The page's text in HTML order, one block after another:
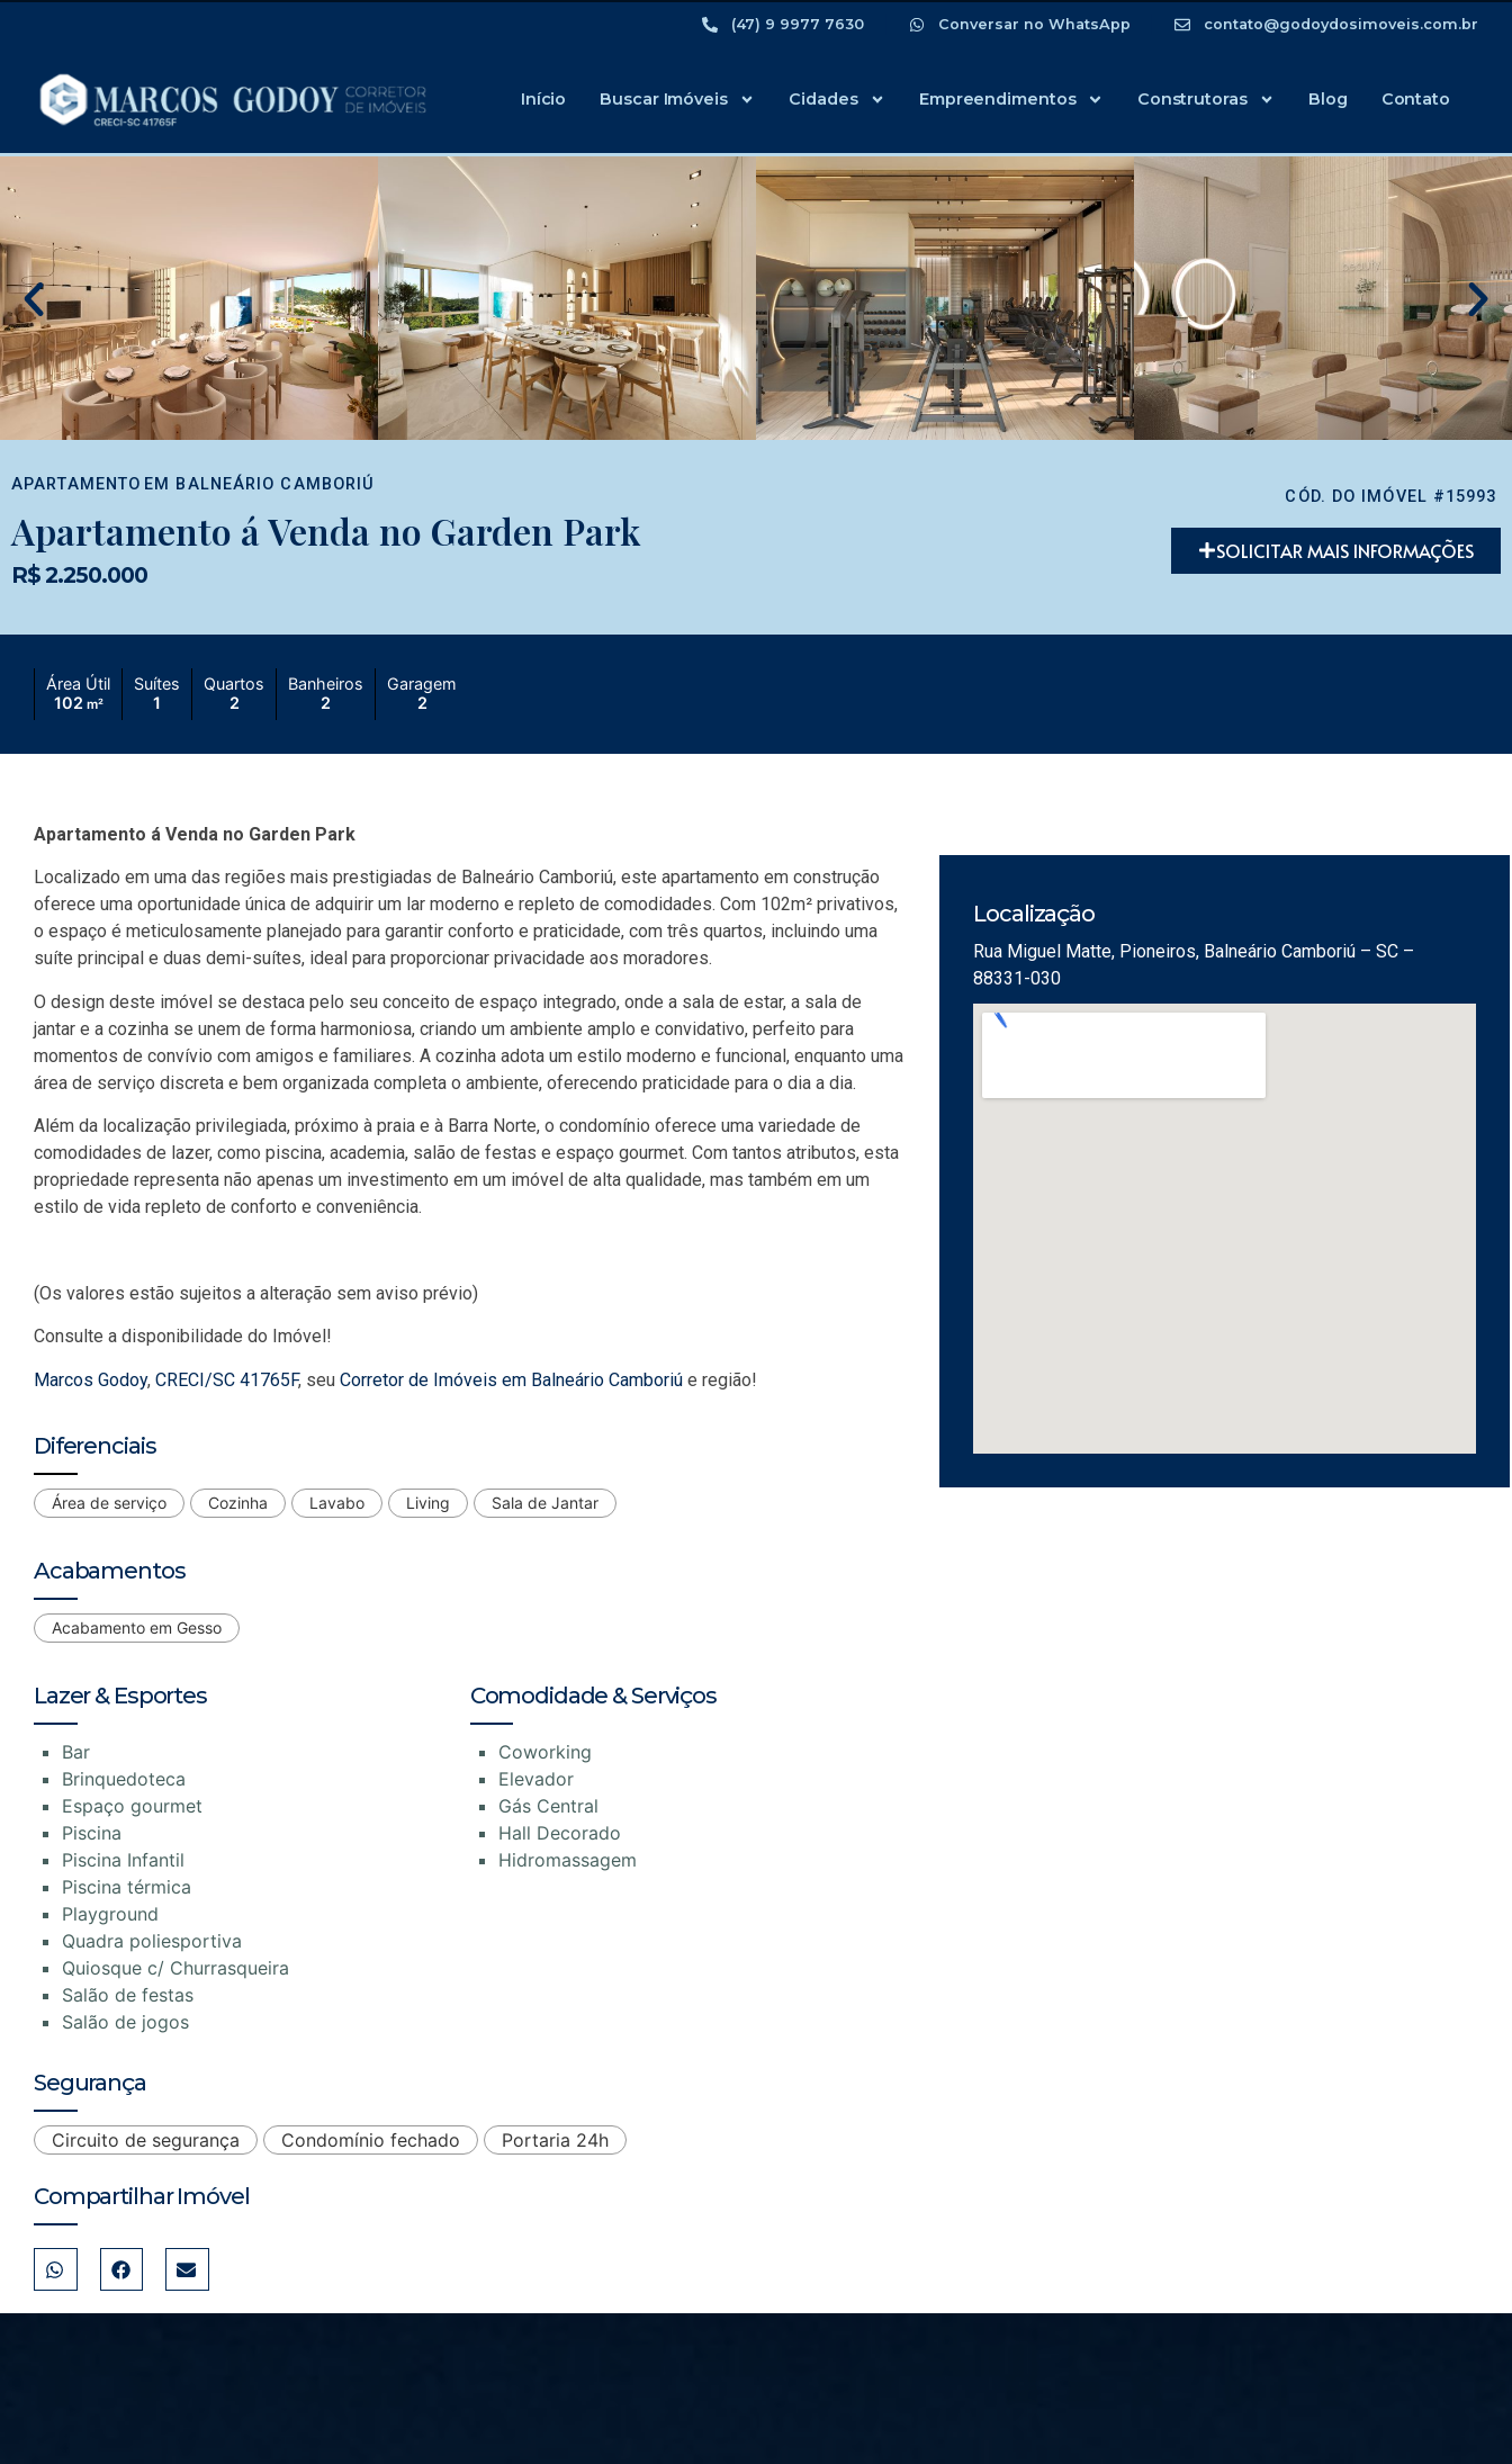
(47) 9 9977 7630 Conversar no WhatsApp contato@godoydosimoveis.com.br
Início Buscar Imóveis Cidades Empreendimentos Construtoras Blog Contato
APARTAMENTO EM BALNEÁRIO CAMBORIÚ
Apartamento á Venda no Garden Park
R$ 2.250.000
CÓD. DO IMÓVEL #15993
SOLICITAR MAIS INFORMAÇÕES
Área Útil
102 m²
Suítes
1
Quartos
2
Banheiros
2
Garagem
2
Apartamento á Venda no Garden Park
Localizado em uma das regiões mais prestigiadas de Balneário Camboriú, este apartamento em construção
oferece uma oportunidade única de adquirir um lar moderno e repleto de comodidades. Com 102m² privativos,
o espaço é meticulosamente planejado para garantir conforto e praticidade, com três quartos, incluindo uma
suíte principal e duas demi-suítes, ideal para proporcionar privacidade aos moradores.
O design deste imóvel se destaca pelo seu conceito de espaço integrado, onde a sala de estar, a sala de
jantar e a cozinha se unem de forma harmoniosa, criando um ambiente amplo e convidativo, perfeito para
momentos de convívio com amigos e familiares. A cozinha adota um estilo moderno e funcional, enquanto uma
área de serviço discreta e bem organizada completa o ambiente, oferecendo praticidade para o dia a dia.
Além da localização privilegiada, próximo à praia e à Barra Norte, o condomínio oferece uma variedade de
comodidades de lazer, como piscina, academia, salão de festas e espaço gourmet. Com tantos atributos, esta
propriedade representa não apenas um investimento em um imóvel de alta qualidade, mas também em um
estilo de vida repleto de conforto e conveniência.
(Os valores estão sujeitos a alteração sem aviso prévio)
Consulte a disponibilidade do Imóvel!
Marcos Godoy, CRECI/SC 41765F, seu Corretor de Imóveis em Balneário Camboriú e região!
Diferenciais
Área de serviço Cozinha Lavabo Living Sala de Jantar
Acabamentos
Acabamento em Gesso
Lazer & Esportes
Bar
Brinquedoteca
Espaço gourmet
Piscina
Piscina Infantil
Piscina térmica
Playground
Quadra poliesportiva
Quiosque c/ Churrasqueira
Salão de festas
Salão de jogos
Comodidade & Serviços
Coworking
Elevador
Gás Central
Hall Decorado
Hidromassagem
Segurança
Circuito de segurança Condomínio fechado Portaria 24h
Compartilhar Imóvel
Localização
Rua Miguel Matte, Pioneiros, Balneário Camboriú – SC –
88331-030